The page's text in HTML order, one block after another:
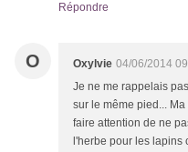
Répondre
O Oxylvie 04/06/2014
Je ne me rappelais
sur le même pied...
faire attention de ne
l'herbe pour les lapins